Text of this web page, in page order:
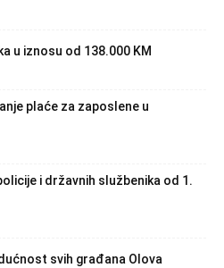
u iznosu od 138.000 KM
plaće za zaposlene u
i državnih službenika od 1.
svih građana Olova